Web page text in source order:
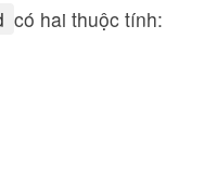
có hai thuộc tính: